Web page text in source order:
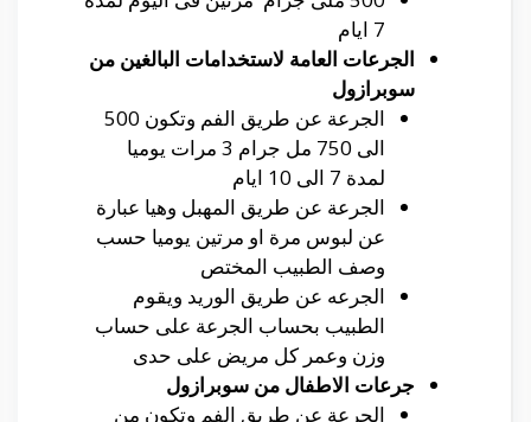
7 ايام
الجرعات العامة لاستخدامات البالغين من
سوبرازول
الجرعة عن طريق الفم وتكون 500
الى 750 مل جرام 3 مرات يوميا
لمدة 7 الى 10 ايام
الجرعة عن طريق المهبل وهيا عبارة
عن لبوس مرة او مرتين يوميا حسب
وصف الطبيب المختص
الجرعه عن طريق الوريد ويقوم
الطبيب بحساب الجرعة على حساب
وزن وعمر كل مريض على حدى
جرعات الاطفال من سوبرازول
الجرعة عن طريق الفم وتكون من